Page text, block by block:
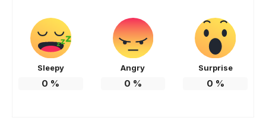
Sleepy
0 %
Angry
0 %
Surprise
0 %